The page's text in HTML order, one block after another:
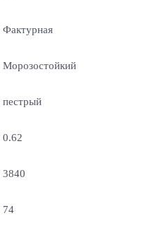
Фактурная
Морозостойкий
пестрый
0.62
3840
74